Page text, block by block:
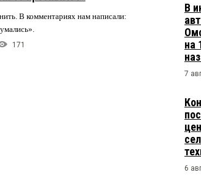
В комментариях нам написали:
171
В
на
7
6